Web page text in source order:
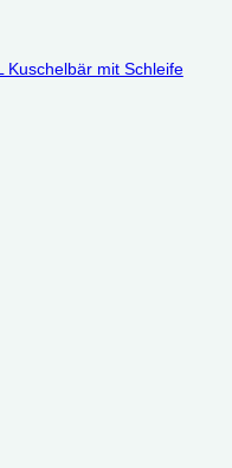
Kuschelbär mit Schleife